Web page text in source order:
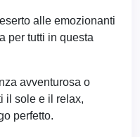
alle emozionanti
per tutti in questa
avventurosa o
il sole e il relax,
perfetto.